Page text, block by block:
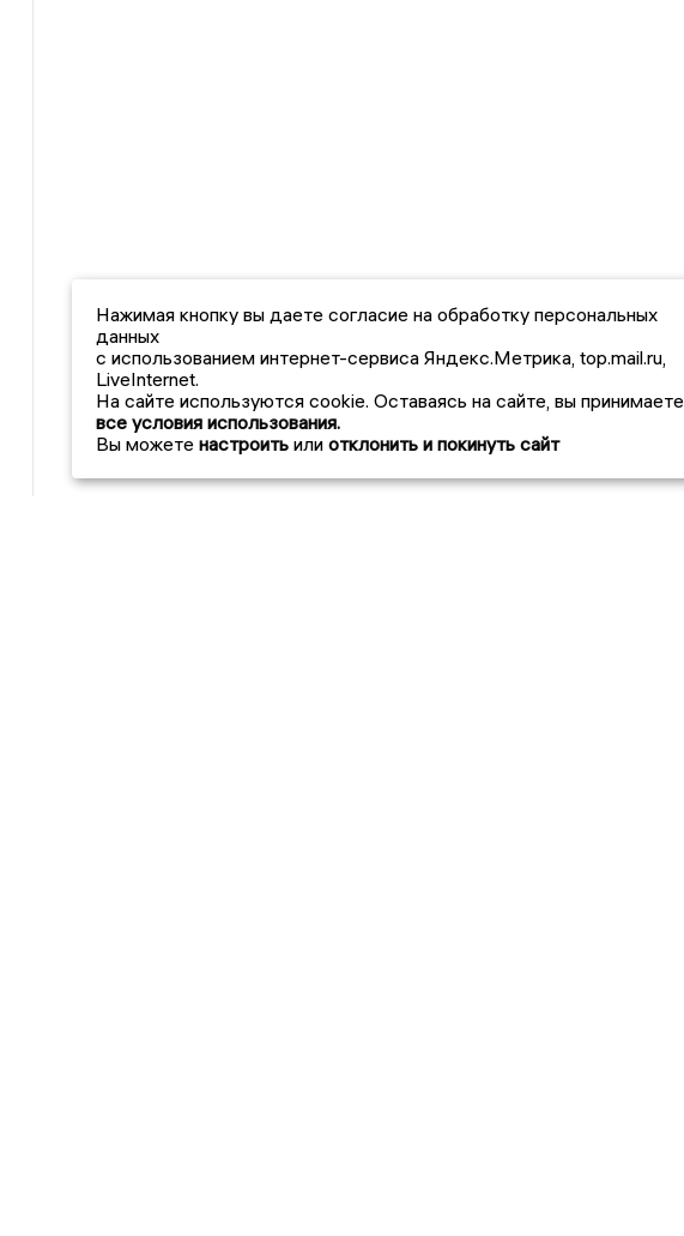
Нажимая кнопку вы даете согласие на обработку персональных
данных
с использованием интернет-сервиса Яндекс.Метрика, top.mail.ru,
LiveInternet.
На сайте используются cookie. Оставаясь на сайте, вы принимаете
все условия использования.
Вы можете настроить или отклонить и покинуть сайт